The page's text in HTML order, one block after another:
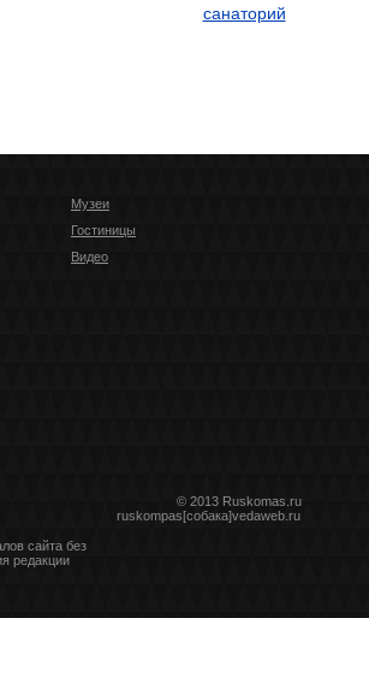
санаторий
Музеи
Гостиницы
Видео
© 2013 Ruskomas.ru
ruskompas[собака]vedaweb.ru
сайта без
редакции